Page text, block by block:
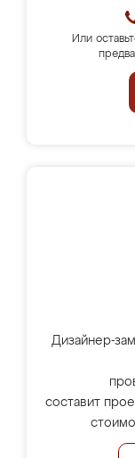
Или
Дизайнер-
составит